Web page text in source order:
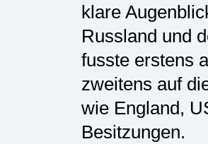
klare
Russland und
fusste erstens
zweitens auf
wie England,
Besitzungen.